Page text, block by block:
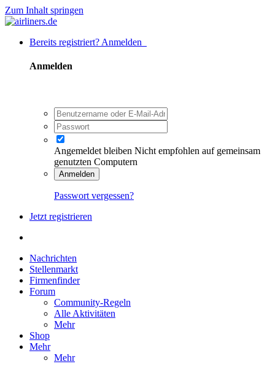
Zum Inhalt springen
Bereits registriert? Anmelden
Anmelden
Angemeldet bleiben Nicht empfohlen auf gemeinsam
genutzten Computern
Anmelden
Passwort vergessen?
Jetzt registrieren
Nachrichten
Stellenmarkt
Firmenfinder
Forum
Community-Regeln
Alle Aktivitäten
Mehr
Shop
Mehr
Mehr